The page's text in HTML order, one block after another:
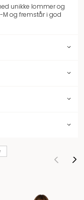
unikke lommer og
M og fremstår i god